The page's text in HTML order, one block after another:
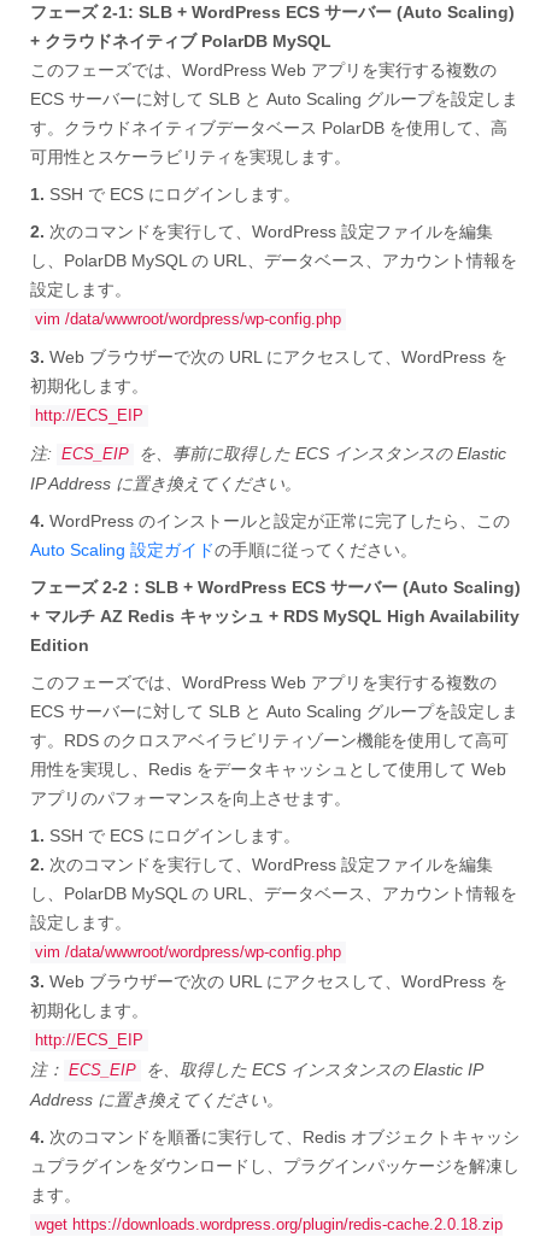
フェーズ 2-1: SLB + WordPress ECS サーバー (Auto Scaling)
+ クラウドネイティブ PolarDB MySQL
このフェーズでは、WordPress Web アプリを実行する複数の
ECS サーバーに対して SLB と Auto Scaling グループを設定しま
す。クラウドネイティブデータベース PolarDB を使用して、高
可用性とスケーラビリティを実現します。
1. SSH で ECS にログインします。
2. 次のコマンドを実行して、WordPress 設定ファイルを編集
し、PolarDB MySQL の URL、データベース、アカウント情報を
設定します。
vim /data/wwwroot/wordpress/wp-config.php
3. Web ブラウザーで次の URL にアクセスして、WordPress を
初期化します。
http://ECS_EIP
注: ECS_EIP
を、事前に取得した ECS インスタンスの Elastic
IP Address に置き換えてください。
4. WordPress のインストールと設定が正常に完了したら、この
Auto Scaling 設定ガイドの手順に従ってください。
フェーズ 2-2：SLB + WordPress ECS サーバー (Auto Scaling)
+ マルチ AZ Redis キャッシュ + RDS MySQL High Availability
Edition
このフェーズでは、WordPress Web アプリを実行する複数の
ECS サーバーに対して SLB と Auto Scaling グループを設定しま
す。RDS のクロスアベイラビリティゾーン機能を使用して高可
用性を実現し、Redis をデータキャッシュとして使用して Web
アプリのパフォーマンスを向上させます。
1. SSH で ECS にログインします。
2. 次のコマンドを実行して、WordPress 設定ファイルを編集
し、PolarDB MySQL の URL、データベース、アカウント情報を
設定します。
vim /data/wwwroot/wordpress/wp-config.php
3. Web ブラウザーで次の URL にアクセスして、WordPress を
初期化します。
http://ECS_EIP
注： ECS_EIP
を、取得した ECS インスタンスの Elastic IP
Address に置き換えてください。
4. 次のコマンドを順番に実行して、Redis オブジェクトキャッシ
ュプラグインをダウンロードし、プラグインパッケージを解凍し
ます。
wget https://downloads.wordpress.org/plugin/redis-cache.2.0.18.zip